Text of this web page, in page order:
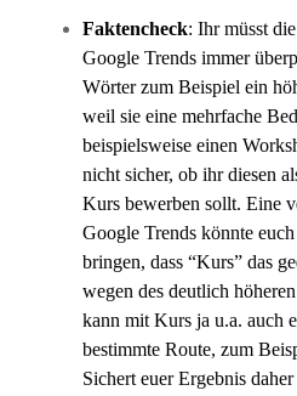
Faktencheck: Ihr müsst die
Google Trends immer
Wörter zum Beispiel ein
weil sie eine mehrfache
beispielsweise einen
nicht sicher, ob ihr diesen
Kurs bewerben sollt. Eine
Google Trends könnte
bringen, dass “Kurs” das
wegen des deutlich
kann mit Kurs ja u.a. auch
bestimmte Route, zum
Sichert euer Ergebnis